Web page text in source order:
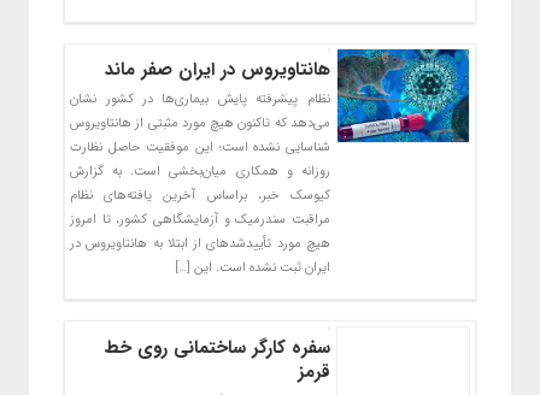
هانتاویروس در ایران صفر ماند
نظام پیشرفته پایش بیماری‌ها در کشور نشان
می‌دهد که تاکنون هیچ مورد مثبتی از هانتاویروس
شناسایی نشده است؛ این موفقیت حاصل نظارت
روزانه و همکاری میان‌بخشی است. به گزارش
کیوسک خبر، براساس آخرین یافته‌های نظام
مراقبت سندرمیک و آزمایشگاهی کشور، تا امروز
هیچ مورد تأییدشدهای از ابتلا به هانتاویروس در
ایران ثبت نشده است. این […]
سفره کارگر ساختمانی روی خط
قرمز